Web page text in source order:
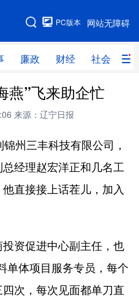
网站无障碍
PC版本
廉政 财经 社会 科
地图
时政 人事
社会
健康 旅游
直播 无人机
河北 山西
上海 江苏
福建 江西
燕”飞来助企忙
来源：辽宁日报
州三丰科技有限公司，
经理赵宏洋正和几名工
直接接上话茬儿，加入
资促进中心副主任，也
单体项目服务专员，每个
次，每次见面都单刀直